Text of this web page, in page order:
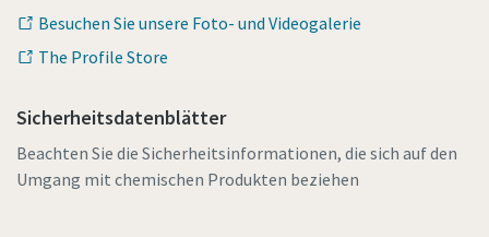
Besuchen Sie unsere Foto- und Videogalerie
The Profile Store
Sicherheitsdatenblätter
Beachten Sie die Sicherheitsinformationen, die sich auf den
Umgang mit chemischen Produkten beziehen